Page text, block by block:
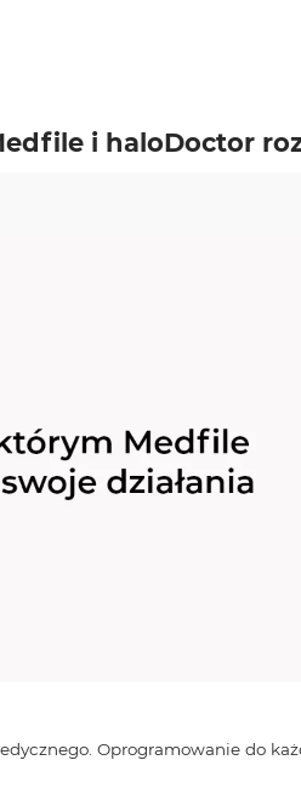
i haloDoctor
Oprogramowanie do